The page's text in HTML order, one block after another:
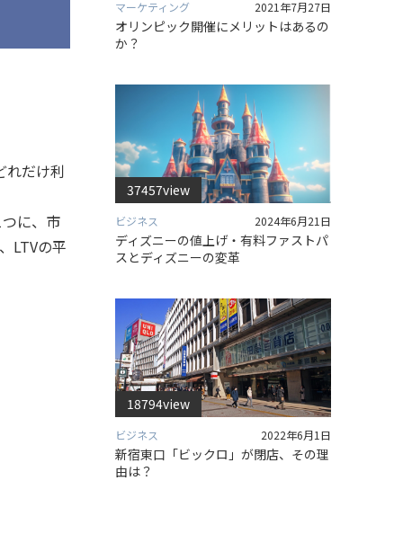
れだけ利
に、市
LTVの平
マーケティング 2021年7月27日
オリンピック開催にメリットはあるの
か？
37457view
ビジネス 2024年6月21日
ディズニーの値上げ・有料ファストパ
スとディズニーの変革
18794view
ビジネス 2022年6月1日
新宿東口「ビックロ」が閉店、その理
由は？